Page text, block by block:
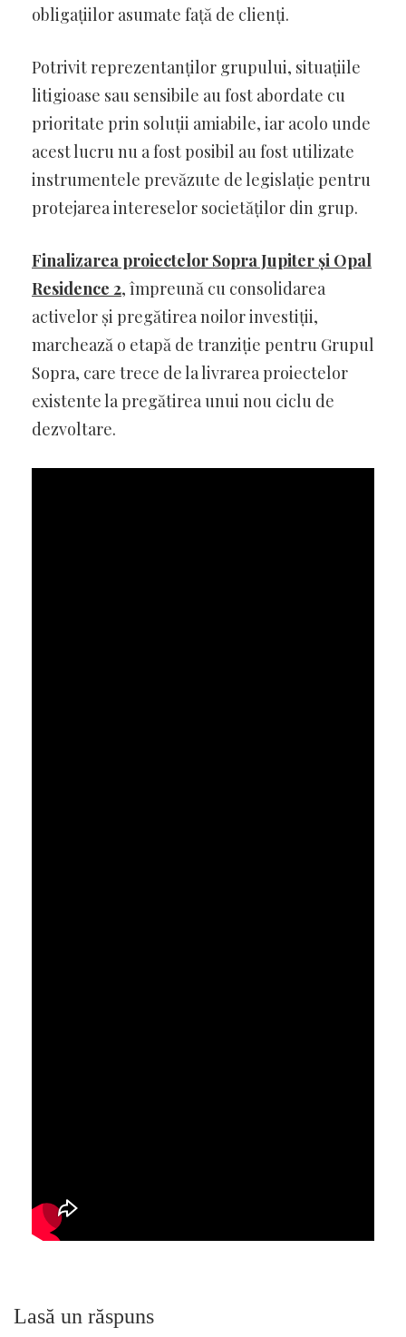
obligațiilor asumate față de clienți.
Potrivit reprezentanților grupului, situațiile
litigioase sau sensibile au fost abordate cu
prioritate prin soluții amiabile, iar acolo unde
acest lucru nu a fost posibil au fost utilizate
instrumentele prevăzute de legislație pentru
protejarea intereselor societăților din grup.
Finalizarea proiectelor Sopra Jupiter și Opal
Residence 2, împreună cu consolidarea
activelor și pregătirea noilor investiții,
marchează o etapă de tranziție pentru Grupul
Sopra, care trece de la livrarea proiectelor
existente la pregătirea unui nou ciclu de
dezvoltare.
Lasă un răspuns